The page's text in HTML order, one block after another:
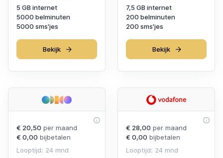
5 GB internet
5000 belminuten
5000 sms'jes
Bekijk
7,5 GB internet
200 belminuten
200 sms'jes
Bekijk
€ 20,50 per maand
€ 0,00 bijbetalen
Looptijd: 24 mnd
€ 28,00 per maand
€ 0,00 bijbetalen
Looptijd: 24 mnd